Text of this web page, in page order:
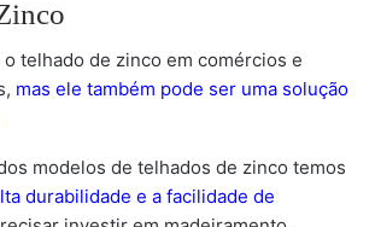
o telhado de zinco em comércios e
mas ele também pode ser uma solução
modelos de telhados de zinco temos
durabilidade e a facilidade de